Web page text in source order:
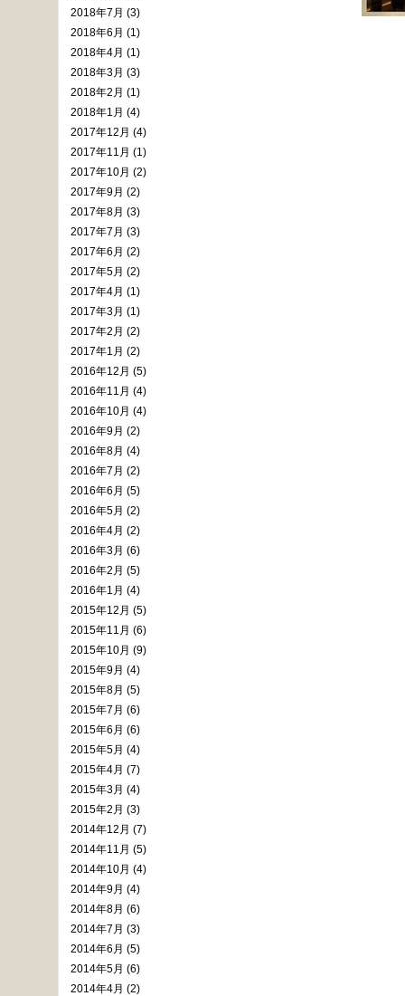
2018年7月 (3)
2018年6月 (1)
2018年4月 (1)
2018年3月 (3)
2018年2月 (1)
2018年1月 (4)
2017年12月 (4)
2017年11月 (1)
2017年10月 (2)
2017年9月 (2)
2017年8月 (3)
2017年7月 (3)
2017年6月 (2)
2017年5月 (2)
2017年4月 (1)
2017年3月 (1)
2017年2月 (2)
2017年1月 (2)
2016年12月 (5)
2016年11月 (4)
2016年10月 (4)
2016年9月 (2)
2016年8月 (4)
2016年7月 (2)
2016年6月 (5)
2016年5月 (2)
2016年4月 (2)
2016年3月 (6)
2016年2月 (5)
2016年1月 (4)
2015年12月 (5)
2015年11月 (6)
2015年10月 (9)
2015年9月 (4)
2015年8月 (5)
2015年7月 (6)
2015年6月 (6)
2015年5月 (4)
2015年4月 (7)
2015年3月 (4)
2015年2月 (3)
2014年12月 (7)
2014年11月 (5)
2014年10月 (4)
2014年9月 (4)
2014年8月 (6)
2014年7月 (3)
2014年6月 (5)
2014年5月 (6)
2014年4月 (2)